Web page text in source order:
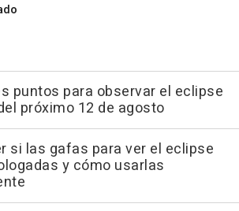
puntos para observar el eclipse
próximo 12 de agosto
si las gafas para ver el eclipse
y cómo usarlas